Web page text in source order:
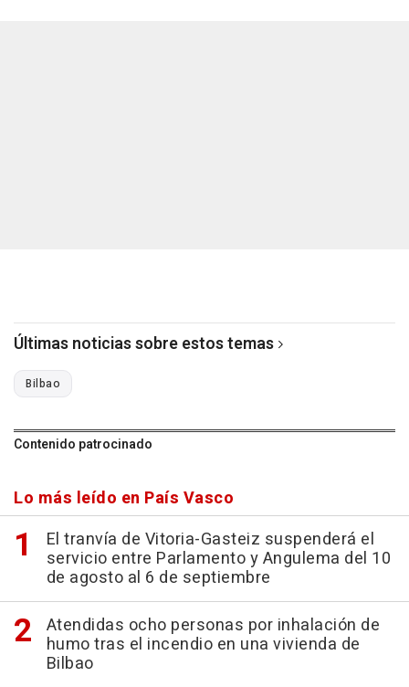
Últimas noticias sobre estos temas
Bilbao
Contenido patrocinado
Lo más leído en País Vasco
El tranvía de Vitoria-Gasteiz suspenderá el
servicio entre Parlamento y Angulema del 10
de agosto al 6 de septiembre
Atendidas ocho personas por inhalación de
humo tras el incendio en una vivienda de
Bilbao